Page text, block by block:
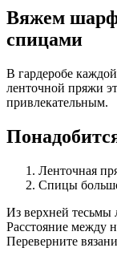
Вяжем шарф
спицами
В гардеробе
ленточной пряжи
привлекательным.
Ленточная
Спицы
Из верхней тесьмы
Расстояние между
Переверните